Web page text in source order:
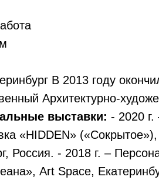
В 2013 году
Архитектурно-
выставки: - 2020 г.
«HIDDEN»
Россия. - 2018 г. –
Art Space,